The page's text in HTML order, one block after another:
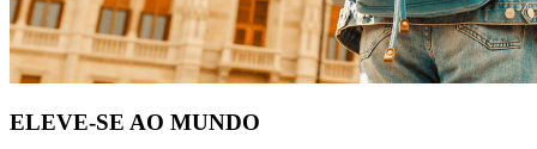
ELEVE-SE AO MUNDO